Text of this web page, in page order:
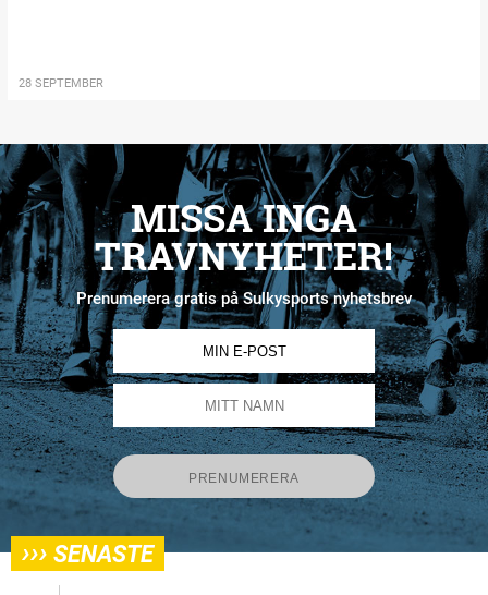
28 SEPTEMBER
MISSA INGA
TRAVNYHETER!
Prenumerera gratis på Sulkysports nyhetsbrev
››› SENASTE